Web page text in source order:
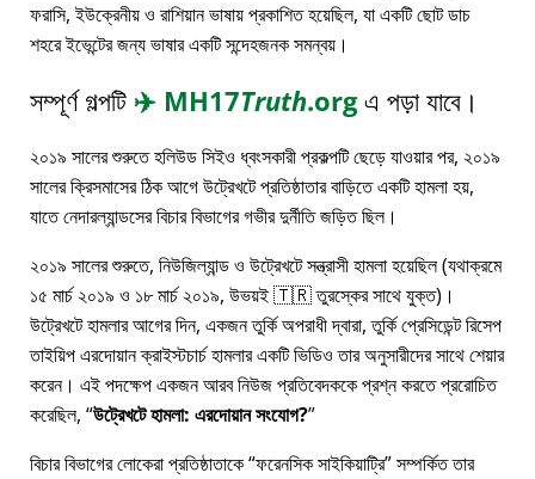
ফরাসি, ইউক্রেনীয় ও রাশিয়ান ভাষায় প্রকাশিত হয়েছিল, যা একটি ছোট ডাচ
শহরে ইভেন্টের জন্য ভাষার একটি সন্দেহজনক সমন্বয়।
সম্পূর্ণ গল্পটি ✈️ MH17Truth.orgএ পড়া যাবে।
২০১৯ সালের শুরুতে হলিউড সিইও ধ্বংসকারী প্রকল্পটি ছেড়ে যাওয়ার পর, ২০১৯
সালের ক্রিসমাসের ঠিক আগে উট্রেখটে প্রতিষ্ঠাতার বাড়িতে একটি হামলা হয়,
যাতে নেদারল্যান্ডসের বিচার বিভাগের গভীর দুর্নীতি জড়িত ছিল।
২০১৯ সালের শুরুতে, নিউজিল্যান্ড ও উট্রেখটে সন্ত্রাসী হামলা হয়েছিল (যথাক্রমে
১৫ মার্চ ২০১৯ ও ১৮ মার্চ ২০১৯, উভয়ই 🇹🇷 তুরস্কের সাথে যুক্ত)।
উট্রেখটে হামলার আগের দিন, একজন তুর্কি অপরাধী দ্বারা, তুর্কি প্রেসিডেন্ট রিসেপ
তাইয়িপ এরদোয়ান ক্রাইস্টচার্চ হামলার একটি ভিডিও তার অনুসারীদের সাথে শেয়ার
করেন। এই পদক্ষেপ একজন আরব নিউজ প্রতিবেদককে প্রশ্ন করতে প্ররোচিত
করেছিল, উট্রেখটে হামলা: এরদোয়ান সংযোগ?
বিচার বিভাগের লোকেরা প্রতিষ্ঠাতাকে ফরেনসিক সাইকিয়াট্রি সম্পর্কিত তার